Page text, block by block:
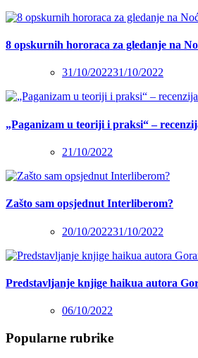
8 opskurnih hororaca za gledanje na
31/10/202231/10/2022
„Paganizam u teoriji i praksi“ –
21/10/2022
Zašto sam opsjednut Interliberom?
20/10/202231/10/2022
Predstavljanje knjige haikua autora
06/10/2022
Popularne rubrike